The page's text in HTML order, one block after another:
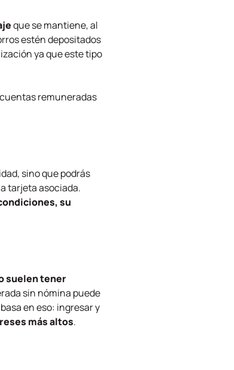
que se mantiene, al
estén depositados
ya que este tipo
remuneradas
sino que podrás
tarjeta asociada.
su
suelen tener
sin nómina puede
en eso: ingresar y
más altos.